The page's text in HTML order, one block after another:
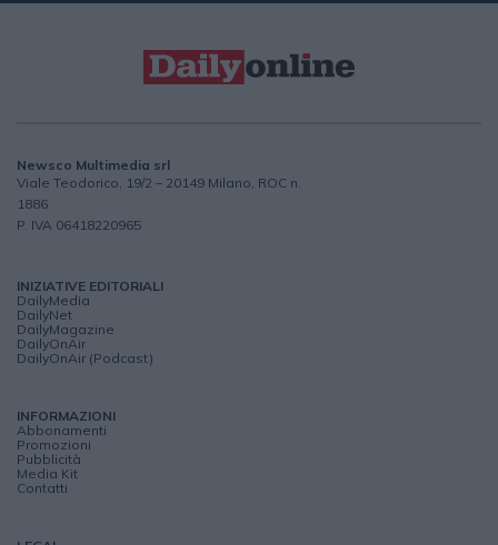
Newsco Multimedia srl
Viale Teodorico, 19/2 – 20149 Milano, ROC n.
1886
P. IVA 06418220965
INIZIATIVE EDITORIALI
DailyMedia
DailyNet
DailyMagazine
DailyOnAir
DailyOnAir (Podcast)
INFORMAZIONI
Abbonamenti
Promozioni
Pubblicità
Media Kit
Contatti